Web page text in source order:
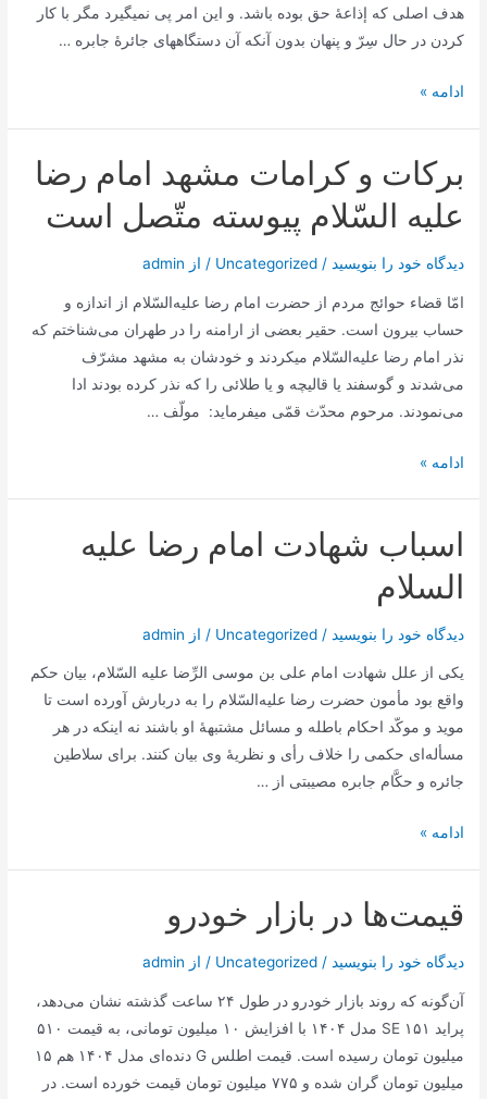
مرگ
را
هدف‌ اصلی که‌ إذاعۀ حق‌ بوده‌ باشد. و اين‌ امر پی نمیگيرد مگر با کار
کردن‌ در حال‌ سِرّ و پنهان‌ بدون‌ آنکه‌ آن‌ دستگاههای جائرۀ جابره‌ …
سير
تاريخ‌
شيعه‌
در
عصر
رضا
عليه‌السّلام
ادامه »
بركات‌ و كرامات‌ مشهد امام‌ رضا
عليه‌ السّلام‌ پيوسته‌ متّصل‌ است‌
دیدگاه‌ خود را بنویسید /
Uncategorized / از admin
امّا قضاء حوائج‌ مردم‌ از حضرت‌ امام‌ رضا علیه‌السّلام‌ از اندازه‌ و
حساب‌ بیرون‌ است‌. حقیر بعضی‌ از ارامنه‌ را در طهران‌ می‌شناختم‌ که‌
نذر امام‌ رضا علیه‌السّلام‌ میکردند و خودشان‌ به‌ مشهد مشرّف‌
می‌شدند و گوسفند یا قالیچه‌ و یا طلائی‌ را که‌ نذر کرده‌ بودند ادا
می‌نمودند. مرحوم‌ محدّث‌ قمّی‌ میفرماید: ‎ مولّف‌ …
بركات‌
مشهد
امام‌
رضا
عليه‌
پيوسته‌
متّصل‌
است‌
ادامه »
اسباب شهادت امام رضا علیه
السلام
دیدگاه‌ خود را بنویسید /
Uncategorized / از admin
یكی‌ از علل‌ شهادت‌ امام‌ علی‌ بن‌ موسی‌ الرِّضا علیه ‌السّلام، بیان‌ حكم‌
واقع‌ بود مأمون‌ حضرت‌ رضا علیه‌السّلام را به‌ دربارش‌ آورده‌ است‌ تا
موید و موكّد احكام‌ باطله‌ و مسائل‌ مشتبهۀ او باشند نه‌ اینكه‌ در هر
مسأله‌ای‌ حكمی‌ را خلاف‌ رأی‌ و نظریۀ وی‌ بیان‌ كنند. برای‌ سلاطین‌
جائره‌ و حكَّام‌ جابره‌ مصیبتی‌ از …
اسباب
رضا
السلام
ادامه »
قیمت‌ها در بازار خودرو
دیدگاه‌ خود را بنویسید /
Uncategorized / از admin
آن‌گونه که روند بازار خودرو در طول ۲۴ ساعت گذشته نشان می‌دهد،
پراید ۱۵۱ SE مدل ۱۴۰۴ با افزایش ۱۰ میلیون تومانی، به قیمت ۵۱۰
میلیون تومان رسیده است. قیمت اطلس G دنده‌ای مدل ۱۴۰۴ هم ۱۵
میلیون تومان گران شده و ۷۷۵ میلیون تومان قیمت خورده است. در